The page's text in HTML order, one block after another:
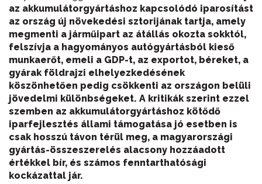
az akkumulátorgyártáshoz kapcsolódó iparosítást
az ország új növekedési sztorijának tartja, amely
megmenti a járműipart az átállás okozta sokktól,
felszívja a hagyományos autógyártásból kieső
munkaerőt, emeli a GDP-t, az exportot, béreket, a
gyárak földrajzi elhelyezkedésének
köszönhetően pedig csökkenti az országon belüli
jövedelmi különbségeket. A kritikák szerint ezzel
szemben az akkumulátorgyártáshoz kötődő
iparfejlesztés állami támogatása jó esetben is
csak hosszú távon térül meg, a magyarországi
gyártás-összeszerelés alacsony hozzáadott
értékkel bír, és számos fenntarthatósági
kockázattal jár.